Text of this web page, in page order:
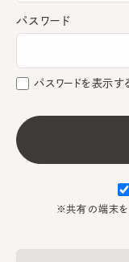
パスワード
パスワードを表示す
※共有の端末を